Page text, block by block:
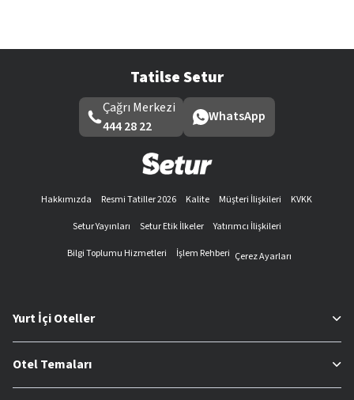
Tatilse Setur
Çağrı Merkezi
444 28 22
WhatsApp
Hakkımızda Resmi Tatiller 2026 Kalite Müşteri İlişkileri
KVKK
Setur Yayınları
Setur Etik İlkeler
Yatırımcı İlişkileri
Bilgi Toplumu Hizmetleri
İşlem Rehberi Çerez Ayarları
Yurt İçi Oteller
Otel Temaları